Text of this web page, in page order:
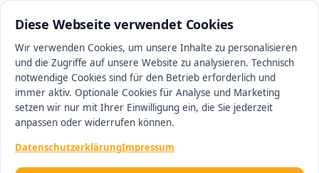
Diese Webseite verwendet Cookies
Wir verwenden Cookies, um unsere Inhalte zu personalisieren
und die Zugriffe auf unsere Website zu analysieren. Technisch
notwendige Cookies sind für den Betrieb erforderlich und
immer aktiv. Optionale Cookies für Analyse und Marketing
setzen wir nur mit Ihrer Einwilligung ein, die Sie jederzeit
anpassen oder widerrufen können.
DatenschutzerklärungImpressum